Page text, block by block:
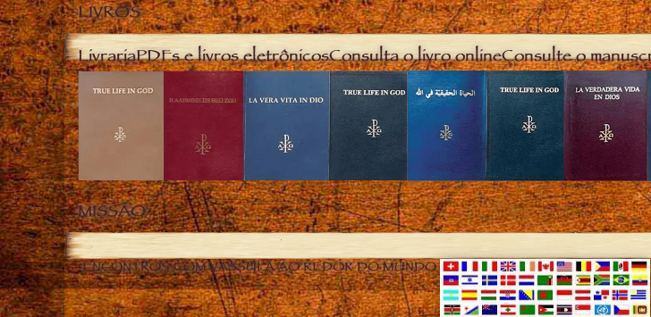
LIVROS
LivrariaPDFs e livros eletrônicosConsulta o livro onlineConsulte o
MISSÃO
ENCONTROS COM VASSULA AO REDOR DO MUNDO